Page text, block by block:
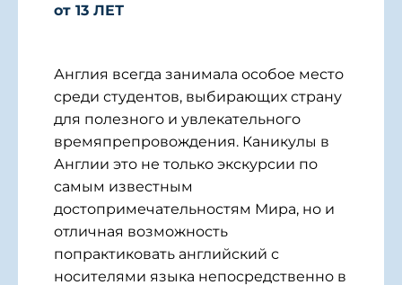
от 13 ЛЕТ
Англия всегда занимала особое место
среди студентов, выбирающих страну
для полезного и увлекательного
времяпрепровождения. Каникулы в
Англии это не только экскурсии по
самым известным
достопримечательностям Мира, но и
отличная возможность
попрактиковать английский с
носителями языка непосредственно в